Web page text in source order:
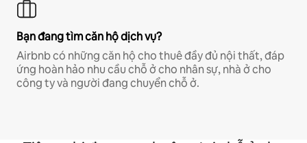
Bạn đang tìm căn hộ dịch vụ?
Airbnb có những căn hộ cho thuê đầy đủ nội thất, đáp
ứng hoàn hảo nhu cầu chỗ ở cho nhân sự, nhà ở cho
công ty và người đang chuyển chỗ ở.